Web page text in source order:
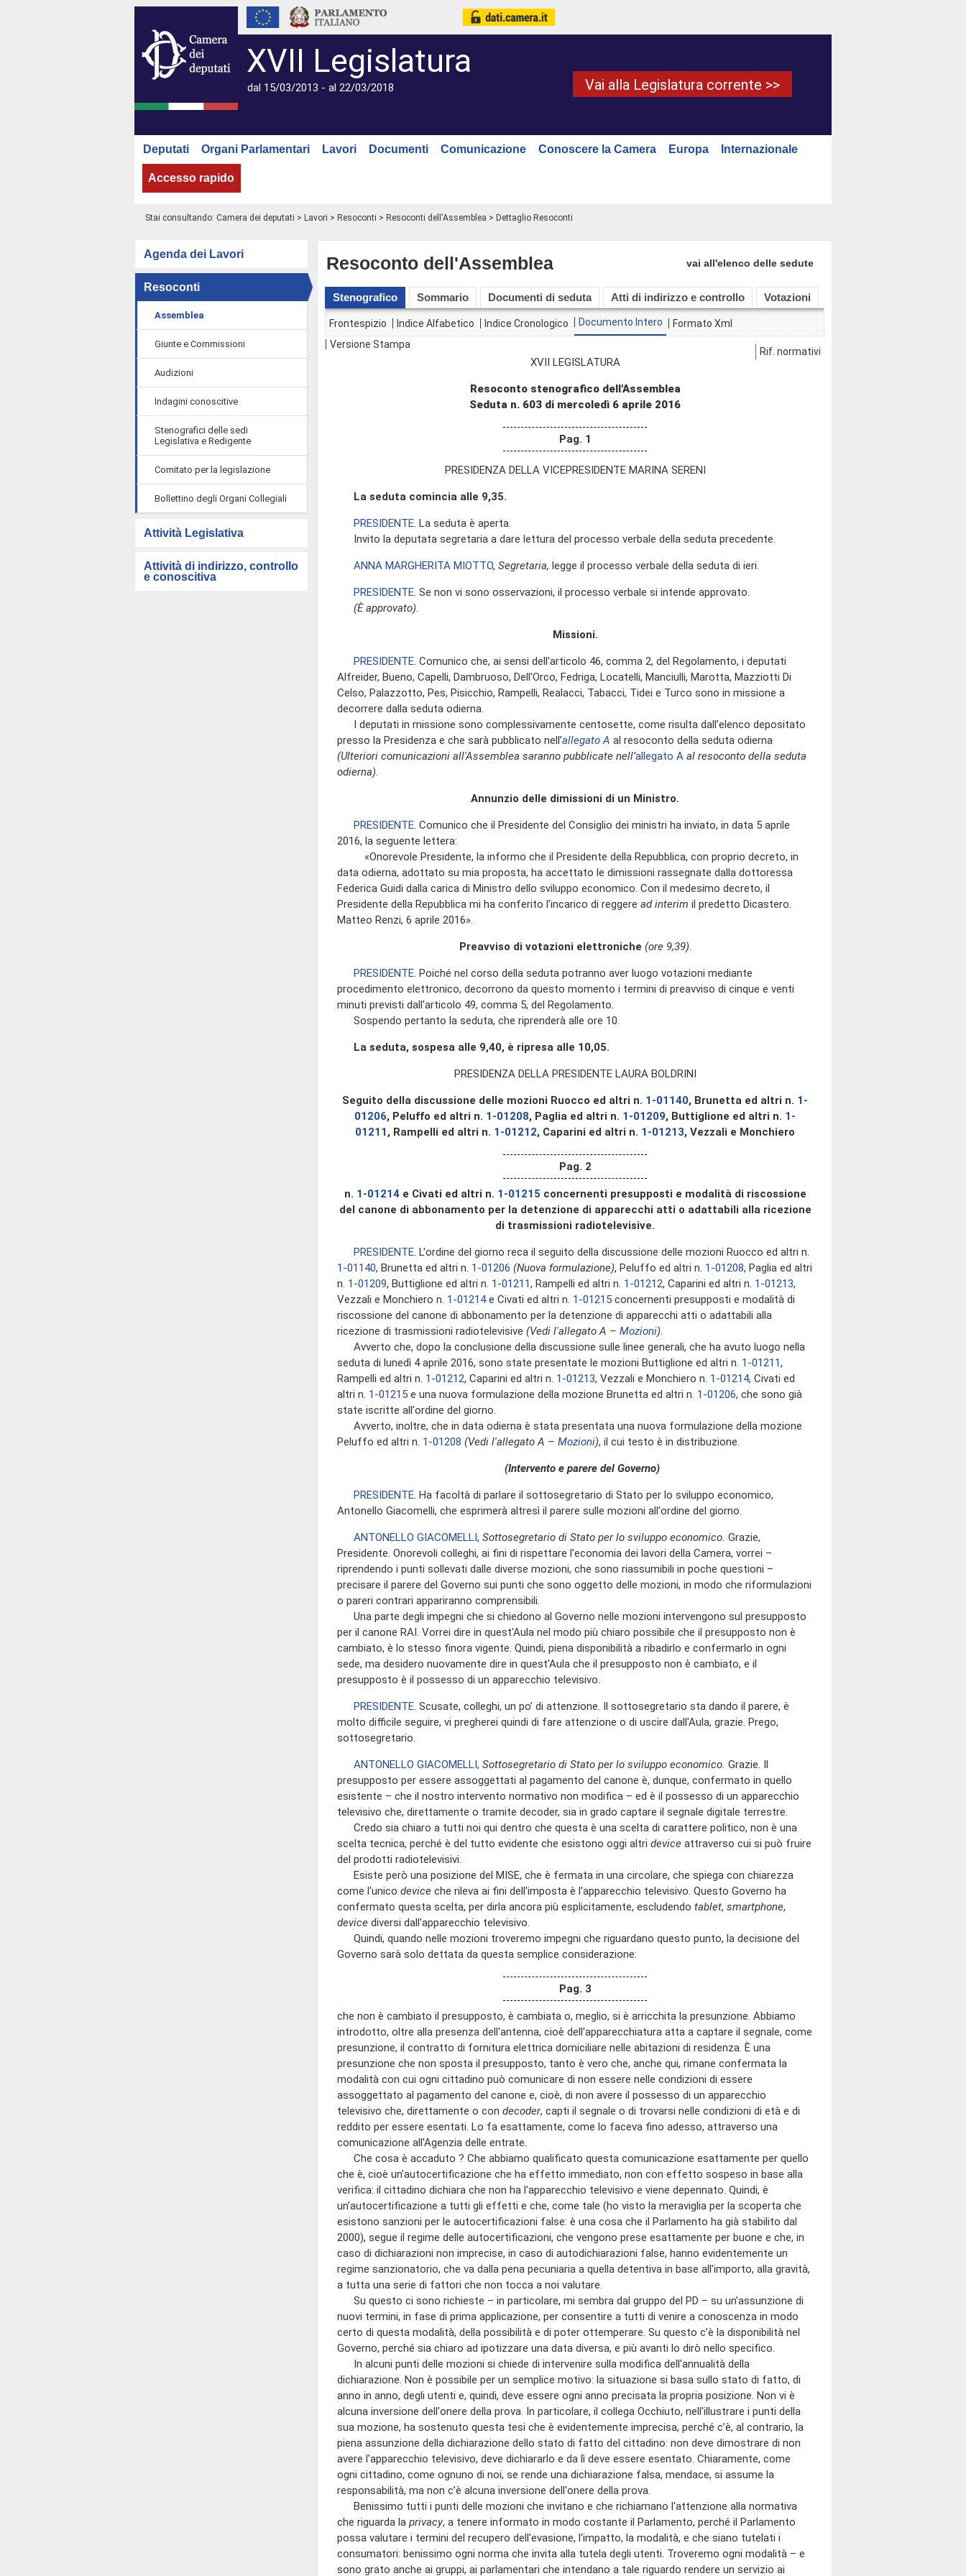
XVII Legislatura
dal 15/03/2013 - al 22/03/2018 Vai alla Legislatura corrente >>
Deputati Organi Parlamentari Lavori Documenti Comunicazione Conoscere la Camera Europa Internazionale
Accesso rapido
Stai consultando: Camera dei deputati > Lavori > Resoconti > Resoconti dell'Assemblea > Dettaglio Resoconti
Agenda dei Lavori
Resoconti
Assemblea
Giunte e Commissioni
Audizioni
Indagini conoscitive
Stenografici delle sedi
Legislativa e Redigente
Comitato per la legislazione
Bollettino degli Organi Collegiali
Attività Legislativa
Attività di indirizzo, controllo
e conoscitiva
Resoconto dell'Assemblea vai all'elenco delle sedute
Stenografico Sommario Documenti di seduta Atti di indirizzo e controllo Votazioni
Frontespizio Indice Alfabetico Indice Cronologico Documento Intero
Formato Xml
Versione Stampa
Rif. normativi
XVII LEGISLATURA
Resoconto stenografico dell'Assemblea
Seduta n. 603 di mercoledì 6 aprile 2016
Pag. 1
PRESIDENZA DELLA VICEPRESIDENTE MARINA SERENI
La seduta comincia alle 9,35.
PRESIDENTE. La seduta è aperta.
Invito la deputata segretaria a dare lettura del processo verbale della seduta precedente.
ANNA MARGHERITA MIOTTO, Segretaria, legge il processo verbale della seduta di ieri.
PRESIDENTE. Se non vi sono osservazioni, il processo verbale si intende approvato.
(È approvato).
Missioni.
PRESIDENTE. Comunico che, ai sensi dell'articolo 46, comma 2, del Regolamento, i deputati
Alfreider, Bueno, Capelli, Dambruoso, Dell'Orco, Fedriga, Locatelli, Manciulli, Marotta, Mazziotti Di
Celso, Palazzotto, Pes, Pisicchio, Rampelli, Realacci, Tabacci, Tidei e Turco sono in missione a
decorrere dalla seduta odierna.
I deputati in missione sono complessivamente centosette, come risulta dall'elenco depositato
presso la Presidenza e che sarà pubblicato nell’allegato A al resoconto della seduta odierna
(Ulteriori comunicazioni all'Assemblea saranno pubblicate nell’allegato A al resoconto della seduta
odierna).
Annunzio delle dimissioni di un Ministro.
PRESIDENTE. Comunico che il Presidente del Consiglio dei ministri ha inviato, in data 5 aprile
2016, la seguente lettera:
«Onorevole Presidente, la informo che il Presidente della Repubblica, con proprio decreto, in
data odierna, adottato su mia proposta, ha accettato le dimissioni rassegnate dalla dottoressa
Federica Guidi dalla carica di Ministro dello sviluppo economico. Con il medesimo decreto, il
Presidente della Repubblica mi ha conferito l'incarico di reggere ad interim il predetto Dicastero.
Matteo Renzi, 6 aprile 2016».
Preavviso di votazioni elettroniche (ore 9,39).
PRESIDENTE. Poiché nel corso della seduta potranno aver luogo votazioni mediante
procedimento elettronico, decorrono da questo momento i termini di preavviso di cinque e venti
minuti previsti dall'articolo 49, comma 5, del Regolamento.
Sospendo pertanto la seduta, che riprenderà alle ore 10.
La seduta, sospesa alle 9,40, è ripresa alle 10,05.
PRESIDENZA DELLA PRESIDENTE LAURA BOLDRINI
Seguito della discussione delle mozioni Ruocco ed altri n. 1-01140, Brunetta ed altri n. 1-
01206, Peluffo ed altri n. 1-01208, Paglia ed altri n. 1-01209, Buttiglione ed altri n. 1-
01211, Rampelli ed altri n. 1-01212, Caparini ed altri n. 1-01213, Vezzali e Monchiero
Pag. 2
n. 1-01214e Civati ed altri n. 1-01215 concernenti presupposti e modalità di riscossione
del canone di abbonamento per la detenzione di apparecchi atti o adattabili alla ricezione
di trasmissioni radiotelevisive.
PRESIDENTE. L'ordine del giorno reca il seguito della discussione delle mozioni Ruocco ed altri n.
1-01140, Brunetta ed altri n. 1-01206 (Nuova formulazione), Peluffo ed altri n. 1-01208, Paglia ed altri
n. 1-01209, Buttiglione ed altri n. 1-01211, Rampelli ed altri n. 1-01212, Caparini ed altri n. 1-01213,
Vezzali e Monchiero n. 1-01214e Civati ed altri n. 1-01215 concernenti presupposti e modalità di
riscossione del canone di abbonamento per la detenzione di apparecchi atti o adattabili alla
ricezione di trasmissioni radiotelevisive (Vedi l'allegato A – Mozioni).
Avverto che, dopo la conclusione della discussione sulle linee generali, che ha avuto luogo nella
seduta di lunedì 4 aprile 2016, sono state presentate le mozioni Buttiglione ed altri n. 1-01211,
Rampelli ed altri n. 1-01212, Caparini ed altri n. 1-01213, Vezzali e Monchiero n. 1-01214, Civati ed
altri n. 1-01215 e una nuova formulazione della mozione Brunetta ed altri n. 1-01206, che sono già
state iscritte all'ordine del giorno.
Avverto, inoltre, che in data odierna è stata presentata una nuova formulazione della mozione
Peluffo ed altri n. 1-01208 (Vedi l'allegato A – Mozioni), il cui testo è in distribuzione.
(Intervento e parere del Governo)
PRESIDENTE. Ha facoltà di parlare il sottosegretario di Stato per lo sviluppo economico,
Antonello Giacomelli, che esprimerà altresì il parere sulle mozioni all'ordine del giorno.
ANTONELLO GIACOMELLI, Sottosegretario di Stato per lo sviluppo economico. Grazie,
Presidente. Onorevoli colleghi, ai fini di rispettare l'economia dei lavori della Camera, vorrei –
riprendendo i punti sollevati dalle diverse mozioni, che sono riassumibili in poche questioni –
precisare il parere del Governo sui punti che sono oggetto delle mozioni, in modo che riformulazioni
o pareri contrari appariranno comprensibili.
Una parte degli impegni che si chiedono al Governo nelle mozioni intervengono sul presupposto
per il canone RAI. Vorrei dire in quest'Aula nel modo più chiaro possibile che il presupposto non è
cambiato, è lo stesso finora vigente. Quindi, piena disponibilità a ribadirlo e confermarlo in ogni
sede, ma desidero nuovamente dire in quest'Aula che il presupposto non è cambiato, e il
presupposto è il possesso di un apparecchio televisivo.
PRESIDENTE. Scusate, colleghi, un po’ di attenzione. Il sottosegretario sta dando il parere, è
molto difficile seguire, vi pregherei quindi di fare attenzione o di uscire dall'Aula, grazie. Prego,
sottosegretario.
ANTONELLO GIACOMELLI, Sottosegretario di Stato per lo sviluppo economico. Grazie. Il
presupposto per essere assoggettati al pagamento del canone è, dunque, confermato in quello
esistente – che il nostro intervento normativo non modifica – ed è il possesso di un apparecchio
televisivo che, direttamente o tramite decoder, sia in grado captare il segnale digitale terrestre.
Credo sia chiaro a tutti noi qui dentro che questa è una scelta di carattere politico, non è una
scelta tecnica, perché è del tutto evidente che esistono oggi altri device attraverso cui si può fruire
del prodotti radiotelevisivi.
Esiste però una posizione del MISE, che è fermata in una circolare, che spiega con chiarezza
come l'unico device che rileva ai fini dell'imposta è l'apparecchio televisivo. Questo Governo ha
confermato questa scelta, per dirla ancora più esplicitamente, escludendo tablet, smartphone,
device diversi dall'apparecchio televisivo.
Quindi, quando nelle mozioni troveremo impegni che riguardano questo punto, la decisione del
Governo sarà solo dettata da questa semplice considerazione:
Pag. 3
che non è cambiato il presupposto, è cambiata o, meglio, si è arricchita la presunzione. Abbiamo
introdotto, oltre alla presenza dell'antenna, cioè dell'apparecchiatura atta a captare il segnale, come
presunzione, il contratto di fornitura elettrica domiciliare nelle abitazioni di residenza. È una
presunzione che non sposta il presupposto, tanto è vero che, anche qui, rimane confermata la
modalità con cui ogni cittadino può comunicare di non essere nelle condizioni di essere
assoggettato al pagamento del canone e, cioè, di non avere il possesso di un apparecchio
televisivo che, direttamente o con decoder, capti il segnale o di trovarsi nelle condizioni di età e di
reddito per essere esentati. Lo fa esattamente, come lo faceva fino adesso, attraverso una
comunicazione all'Agenzia delle entrate.
Che cosa è accaduto ? Che abbiamo qualificato questa comunicazione esattamente per quello
che è, cioè un'autocertificazione che ha effetto immediato, non con effetto sospeso in base alla
verifica: il cittadino dichiara che non ha l'apparecchio televisivo e viene depennato. Quindi, è
un'autocertificazione a tutti gli effetti e che, come tale (ho visto la meraviglia per la scoperta che
esistono sanzioni per le autocertificazioni false: è una cosa che il Parlamento ha già stabilito dal
2000), segue il regime delle autocertificazioni, che vengono prese esattamente per buone e che, in
caso di dichiarazioni non imprecise, in caso di autodichiarazioni false, hanno evidentemente un
regime sanzionatorio, che va dalla pena pecuniaria a quella detentiva in base all'importo, alla gravità,
a tutta una serie di fattori che non tocca a noi valutare.
Su questo ci sono richieste – in particolare, mi sembra dal gruppo del PD – su un'assunzione di
nuovi termini, in fase di prima applicazione, per consentire a tutti di venire a conoscenza in modo
certo di questa modalità, della possibilità e di poter ottemperare. Su questo c’è la disponibilità nel
Governo, perché sia chiaro ad ipotizzare una data diversa, e più avanti lo dirò nello specifico.
In alcuni punti delle mozioni si chiede di intervenire sulla modifica dell'annualità della
dichiarazione. Non è possibile per un semplice motivo: la situazione si basa sullo stato di fatto, di
anno in anno, degli utenti e, quindi, deve essere ogni anno precisata la propria posizione. Non vi è
alcuna inversione dell'onere della prova. In particolare, il collega Occhiuto, nell'illustrare i punti della
sua mozione, ha sostenuto questa tesi che è evidentemente imprecisa, perché c’è, al contrario, la
piena assunzione della dichiarazione dello stato di fatto del cittadino: non deve dimostrare di non
avere l'apparecchio televisivo, deve dichiararlo e da lì deve essere esentato. Chiaramente, come
ogni cittadino, come ognuno di noi, se rende una dichiarazione falsa, mendace, si assume la
responsabilità, ma non c’è alcuna inversione dell'onere della prova.
Benissimo tutti i punti delle mozioni che invitano e che richiamano l'attenzione alla normativa
che riguarda la privacy, a tenere informato in modo costante il Parlamento, perché il Parlamento
possa valutare i termini del recupero dell'evasione, l'impatto, la modalità, e che siano tutelati i
consumatori: benissimo ogni norma che invita alla tutela degli utenti. Troveremo ogni modalità – e
sono grato anche ai gruppi, ai parlamentari che intendano a tale riguardo rendere un servizio ai